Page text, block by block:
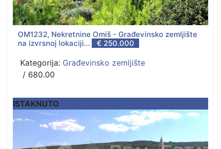
OM1232, Nekretnine Omiš - Građevinsko zemljište
na izvrsnoj lokaciji...
€ 250.000
Kategorija: Građevinsko zemljište
/ 680.00
ISTAKNUTO